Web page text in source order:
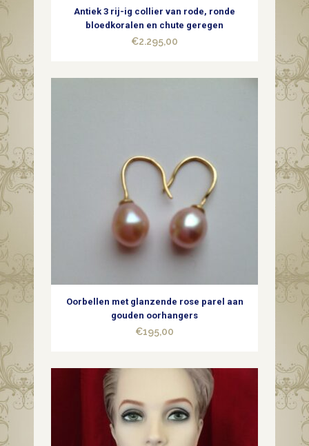
quantity
Antiek 3 rij-ig collier van rode, ronde
bloedkoralen en chute geregen
€2.295,00
Oorbellen met glanzende rose parel aan
gouden oorhangers
€195,00